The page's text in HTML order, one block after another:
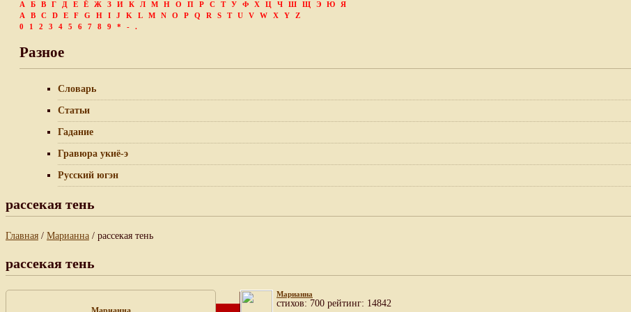
А Б В Г Д Е Ё Ж З И К Л М Н О П Р С Т У Ф Х Ц Ч Ш Щ Э Ю
Я
A
B C D E F G H I J K L M N O P Q R S T U V W X Y
Z
0
1 2 3 4 5 6 7 8 9 * - .
Разное
Словарь
Статьи
Гадание
Гравюра укиё-э
Русский югэн
рассекая тень
Главная / Марианна / рассекая тень
рассекая тень
Марианна
cтихов: 700 рейтинг: 14842